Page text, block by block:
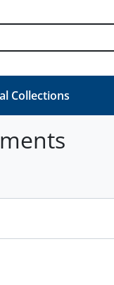
Collections